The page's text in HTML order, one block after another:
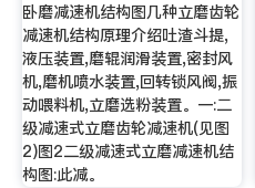
卧磨减速机结构图几种立磨齿轮
减速机结构原理介绍吐渣斗提,
液压装置,磨辊润滑装置,密封风
机,磨机喷水装置,回转锁风阀,振
动喂料机,立磨选粉装置。一:二
级减速式立磨齿轮减速机(见图
2)图2二级减速式立磨减速机结
构图:此减。